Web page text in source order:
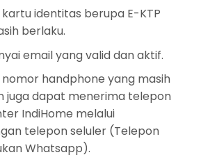
kartu identitas berupa E-KTP
berlaku.
email yang valid dan aktif.
nomor handphone yang masih
juga dapat menerima telepon
IndiHome melalui
telepon seluler (Telepon
Whatsapp).